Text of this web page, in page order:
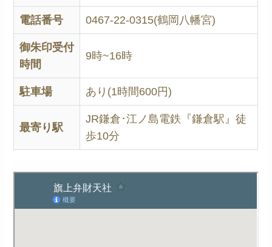
電話番号 0467-22-0315(鶴岡八幡宮)
御朱印受付
時間
9時~16時
駐車場 あり(1時間600円)
最寄り駅
JR鎌倉･江ノ島電鉄『鎌倉駅』徒
歩10分